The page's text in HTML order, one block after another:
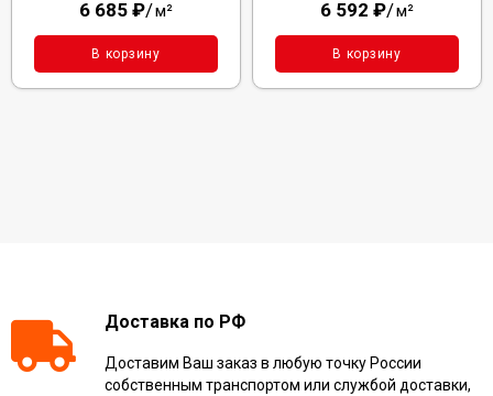
6 685 ₽/м²
В корзину
6 592 ₽/м²
В корзину
Доставка по РФ
Доставим Ваш заказ в любую точку России
собственным транспортом или службой доставки,